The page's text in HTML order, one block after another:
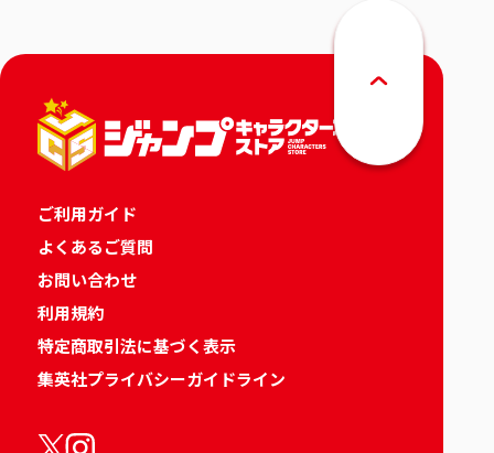
ご利用ガイド
よくあるご質問
お問い合わせ
利用規約
特定商取引法に基づく表示
集英社プライバシーガイドライン